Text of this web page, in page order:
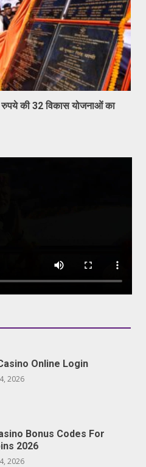
की 32 विकास योजनाओं का
Online Login
2026
Bonus Codes For
2026
2026